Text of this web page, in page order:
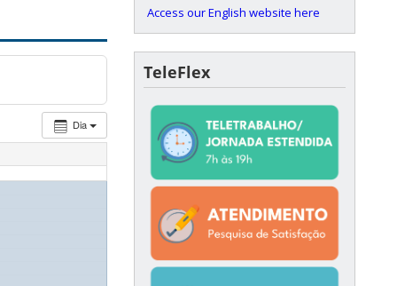
Dia
Access our English website here
TeleFlex